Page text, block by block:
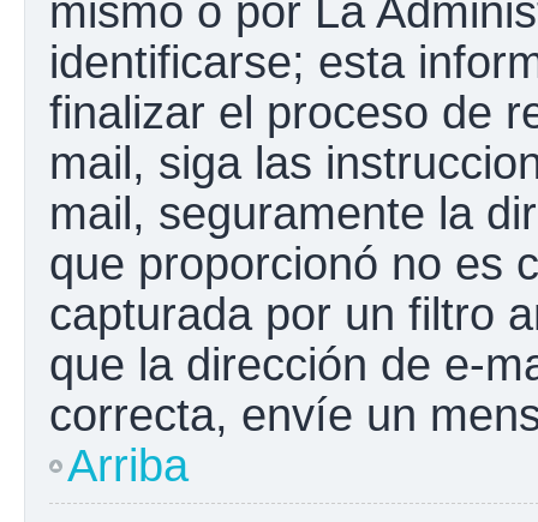
mismo o por La
identificarse; esta
finalizar el proceso de
mail, siga las
mail, seguramente la
que proporcionó no es
capturada por un filtro
que la dirección de e-
correcta, envíe un
Arriba